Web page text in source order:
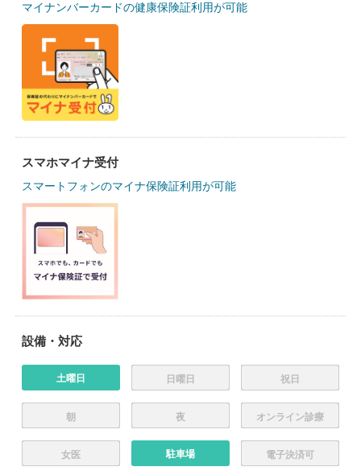
マイナンバーカードの健康保険証利用が可能
スマホマイナ受付
スマートフォンのマイナ保険証利用が可能
設備・対応
土曜日 日曜日 祝日
朝 夜 オンライン診療
女医 駐車場 電子決済可